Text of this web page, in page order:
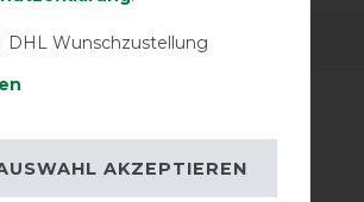
REVIEWS
28.12.2018
Pulli
DHL Wunschzustellung
AKZEPTIEREN